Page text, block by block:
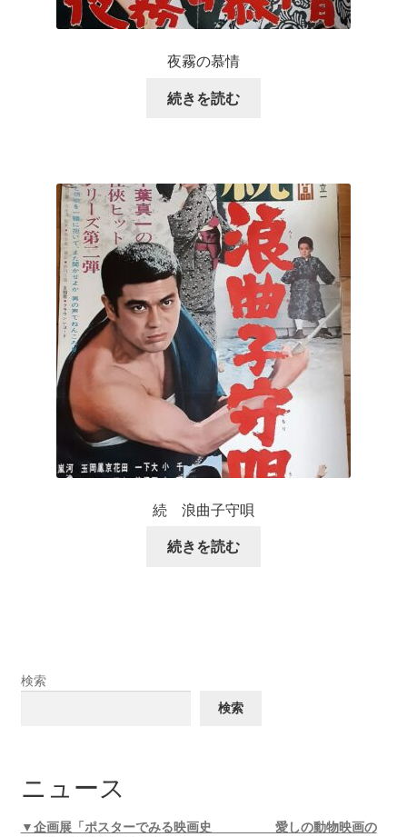
夜霧の慕情
続きを読む
続 浪曲子守唄
続きを読む
検索
検索
ニュース
▼企画展「ポスターでみる映画史 愛しの動物映画の